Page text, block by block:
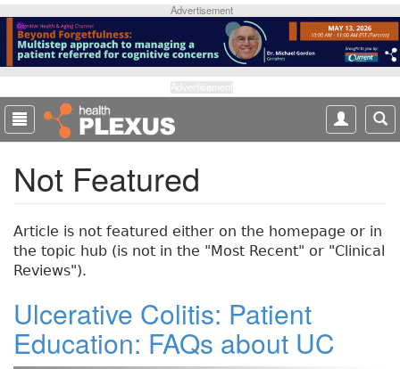
p
o
m
a
Advertisement
Not Featured
Article is not featured either on the homepage or in
the topic hub (is not in the "Most Recent" or "Clinical
Reviews").
Ulcerative Colitis: Patient
Education: FAQs about UC